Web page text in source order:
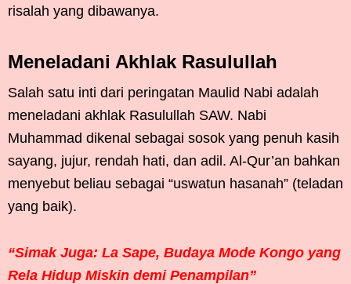
risalah yang dibawanya.
Meneladani Akhlak Rasulullah
Salah satu inti dari peringatan Maulid Nabi adalah
meneladani akhlak Rasulullah SAW. Nabi
Muhammad dikenal sebagai sosok yang penuh kasih
sayang, jujur, rendah hati, dan adil. Al-Qur’an bahkan
menyebut beliau sebagai “uswatun hasanah” (teladan
yang baik).
“Simak Juga: La Sape, Budaya Mode Kongo yang
Rela Hidup Miskin demi Penampilan”